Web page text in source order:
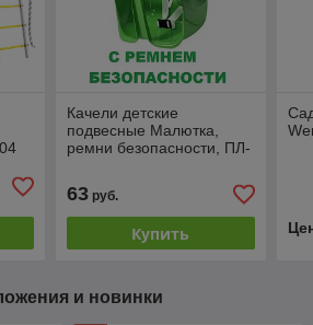
Качели детские
подвесные Малютка,
ремни безопасности, ПЛ-
63руб.
Купить
и новинки